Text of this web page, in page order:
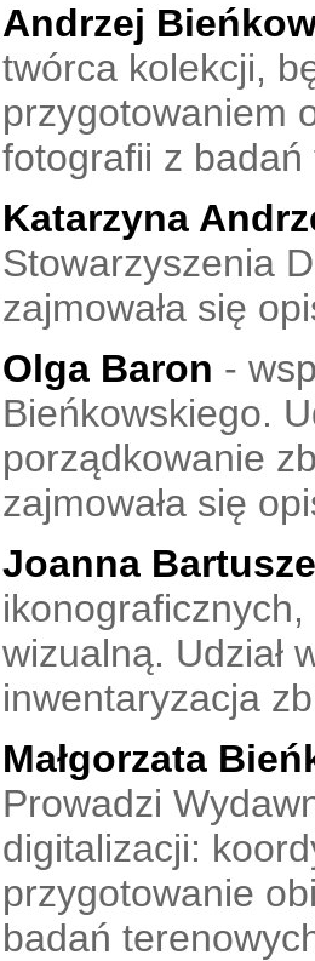
Andrzej
twórca kolekcji,
przygotowaniem
fotografii z
Katarzyna
Stowarzyszenia
zajmowała się
Olga Baron -
Bieńkowskiego.
porządkowanie
zajmowała się
Joanna
wizualną. Udział
inwentaryzacja
Małgorzata
Prowadzi
digitalizacji:
przygotowanie
badań